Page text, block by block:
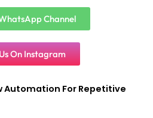
Channel
On Instagram
Automation For Repetitive